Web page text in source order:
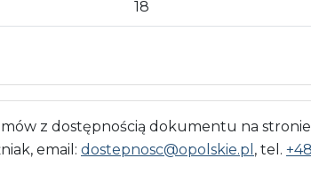
18
z dostępnością dokumentu na
email: dostepnosc@opolskie.pl , tel.